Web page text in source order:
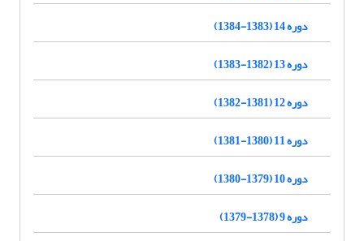
دوره 14 (1383-1384)
دوره 13 (1382-1383)
دوره 12 (1381-1382)
دوره 11 (1380-1381)
دوره 10 (1379-1380)
دوره 9 (1378-1379)